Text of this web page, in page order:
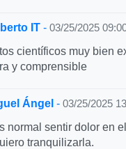
IT- 03/25/2025
científicos muy bien
y comprensible
Ángel - 03/25/2025
normal sentir dolor en
tranquilizarla.